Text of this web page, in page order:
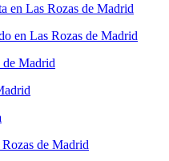
en Las Rozas de Madrid
en Las Rozas de Madrid
de Madrid
de Madrid